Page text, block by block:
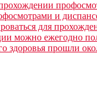
и
для
можно ежегодно
здоровья прошли